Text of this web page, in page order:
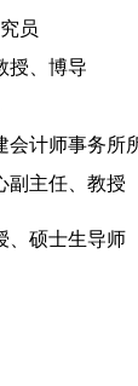
员
授、博导
会计师事务所
副主任、教授
、硕士生导师